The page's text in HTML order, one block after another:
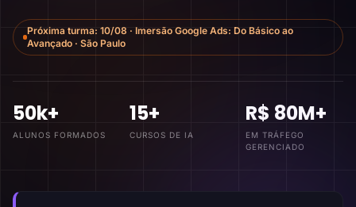
Próxima turma: 10/08 · Imersão Google Ads: Do Básico ao
Avançado · São Paulo
50k+
ALUNOS FORMADOS
15+
CURSOS DE IA
R$ 80M+
EM TRÁFEGO
GERENCIADO